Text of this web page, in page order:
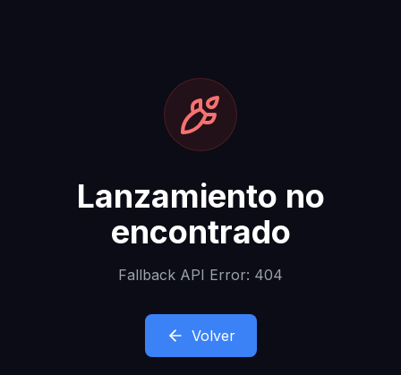
Lanzamiento no
encontrado
Fallback API Error: 404
Volver